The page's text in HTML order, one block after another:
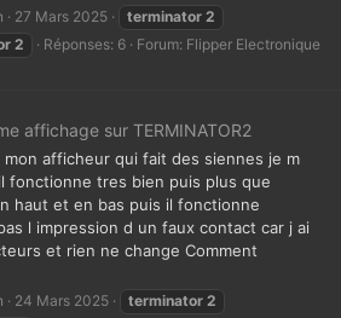
27 Mars 2025 terminator 2
2 Réponses: 6 Forum: Flipper Electronique
affichage sur TERMINATOR2
mon afficheur qui fait des siennes je m
fonctionne tres bien puis plus que
haut et en bas puis il fonctionne
l impression d un faux contact car j ai
et rien ne change Comment
24 Mars 2025 terminator 2